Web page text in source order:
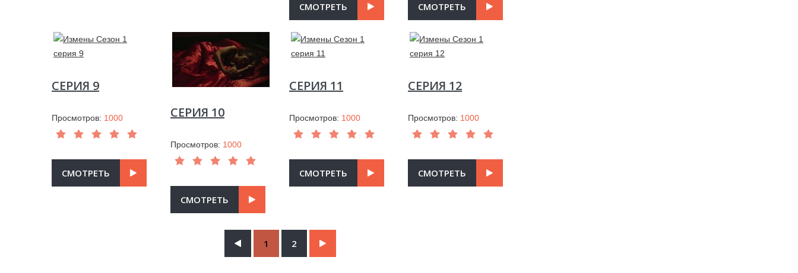
СМОТРЕТЬ СМОТРЕТЬ
СЕРИЯ 9
Просмотров: 1000
СМОТРЕТЬ
СЕРИЯ 10
Просмотров: 1000
СМОТРЕТЬ
СЕРИЯ 11
Просмотров: 1000
СМОТРЕТЬ
СЕРИЯ 12
Просмотров: 1000
СМОТРЕТЬ
1 2